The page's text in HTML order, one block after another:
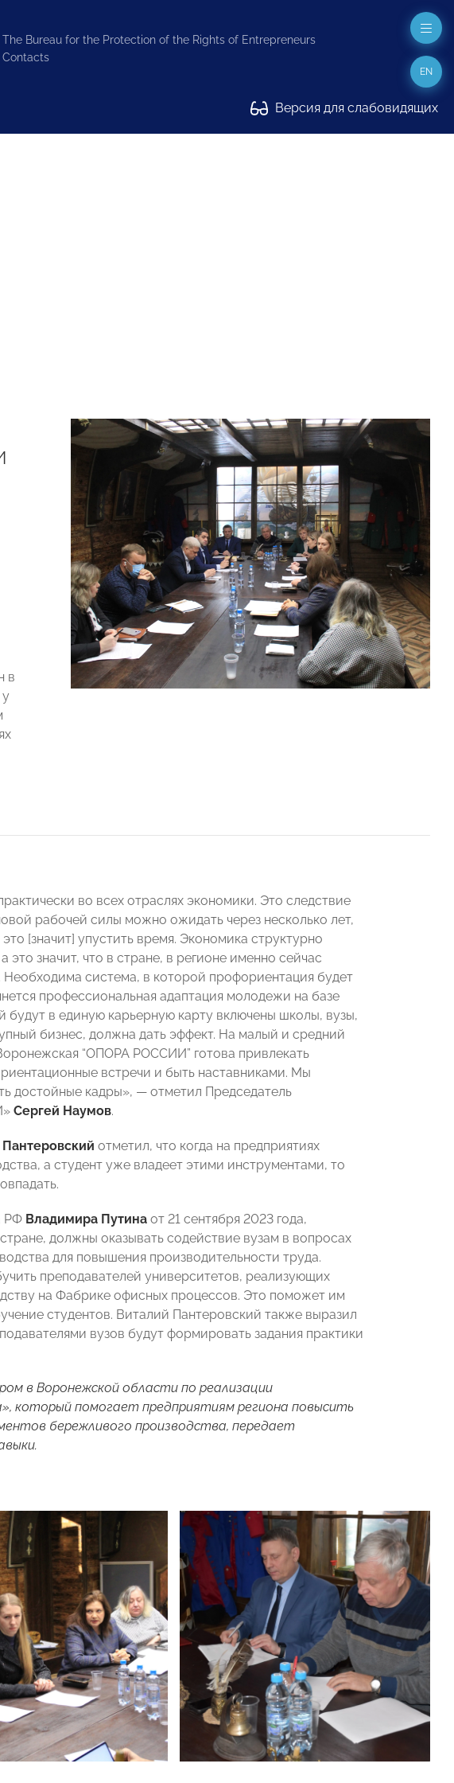
The Bureau for the Protection of the Rights of Entrepreneurs
Contacts
Версия для слабовидящих
EN
в
во всех отраслях экономики. Это следствие
рабочей силы можно ожидать через несколько лет,
[значит] упустить время. Экономика структурно
это значит, что в стране, в регионе именно сейчас
система, в которой профориентация будет
профессиональная адаптация молодежи на базе
в единую карьерную карту включены школы, вузы,
бизнес, должна дать эффект. На малый и средний
“ОПОРА РОССИИ” готова привлекать
встречи и быть наставниками. Мы
достойные кадры», — отметил Председатель
Сергей Наумов.
отметил, что когда на предприятиях
а студент уже владеет этими инструментами, то
РФ Владимира Путина от 21 сентября 2023 года,
должны оказывать содействие вузам в вопросах
для повышения производительности труда.
преподавателей университетов, реализующих
на Фабрике офисных процессов. Это поможет им
студентов. Виталий Пантеровский также выразил
вузов будут формировать задания практики
в Воронежской области по реализации
который помогает предприятиям региона повысить
бережливого производства, передает